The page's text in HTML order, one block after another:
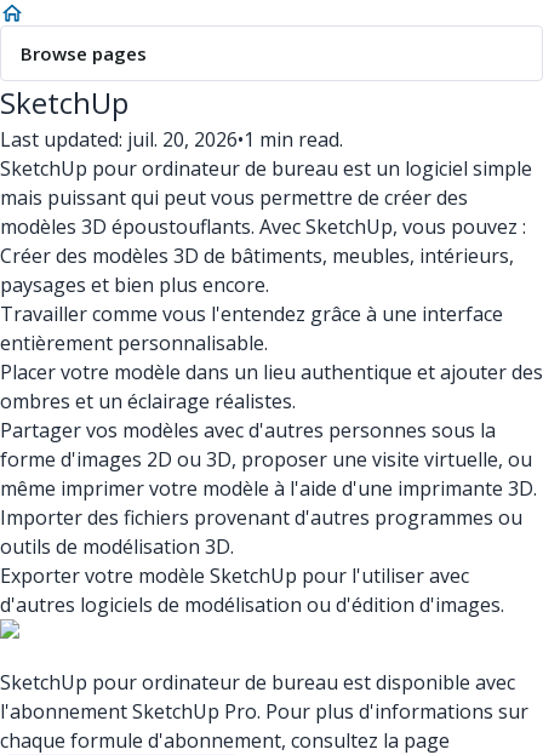
Browse pages
SketchUp
Last updated: juil. 20, 2026•1 min read.
SketchUp pour ordinateur de bureau est un logiciel simple
mais puissant qui peut vous permettre de créer des
modèles 3D époustouflants. Avec SketchUp, vous pouvez :
Créer des modèles 3D de bâtiments, meubles, intérieurs,
paysages et bien plus encore.
Travailler comme vous l'entendez grâce à une interface
entièrement personnalisable.
Placer votre modèle dans un lieu authentique et ajouter des
ombres et un éclairage réalistes.
Partager vos modèles avec d'autres personnes sous la
forme d'images 2D ou 3D, proposer une visite virtuelle, ou
même imprimer votre modèle à l'aide d'une imprimante 3D.
Importer des fichiers provenant d'autres programmes ou
outils de modélisation 3D.
Exporter votre modèle SketchUp pour l'utiliser avec
d'autres logiciels de modélisation ou d'édition d'images.
SketchUp pour ordinateur de bureau est disponible avec
l'abonnement SketchUp Pro. Pour plus d'informations sur
chaque formule d'abonnement, consultez la page